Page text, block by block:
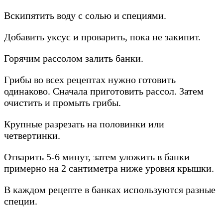
Вскипятить воду с солью и специями.
Добавить уксус и проварить, пока не закипит.
Горячим рассолом залить банки.
Грибы во всех рецептах нужно готовить
одинаково. Сначала приготовить рассол. Затем
очистить и промыть грибы.
Крупные разрезать на половинки или
четвертинки.
Отварить 5-6 минут, затем уложить в банки
примерно на 2 сантиметра ниже уровня крышки.
В каждом рецепте в банках используются разные
специи.